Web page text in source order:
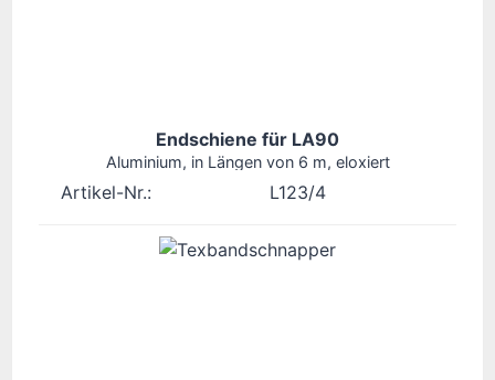
Endschiene für LA90
Aluminium, in Längen von 6 m, eloxiert
Artikel-Nr.: L123/4